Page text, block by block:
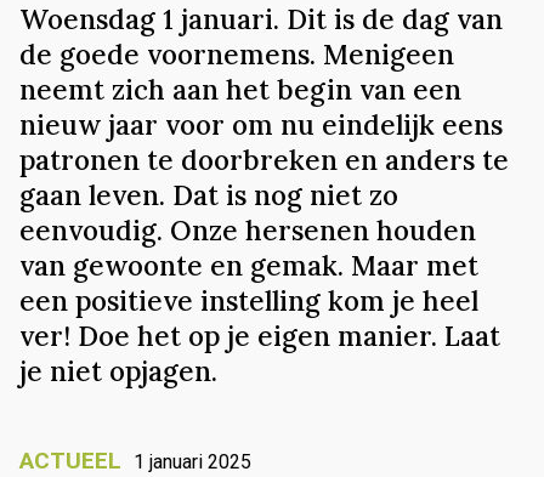
Woensdag 1 januari. Dit is de dag van
de goede voornemens. Menigeen
neemt zich aan het begin van een
nieuw jaar voor om nu eindelijk eens
patronen te doorbreken en anders te
gaan leven. Dat is nog niet zo
eenvoudig. Onze hersenen houden
van gewoonte en gemak. Maar met
een positieve instelling kom je heel
ver! Doe het op je eigen manier. Laat
je niet opjagen.
ACTUEEL 1 januari 2025